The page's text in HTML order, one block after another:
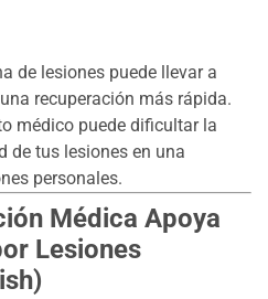
de lesiones puede llevar a
recuperación más rápida.
médico puede dificultar la
de tus lesiones en una
personales.
Médica Apoya
Lesiones